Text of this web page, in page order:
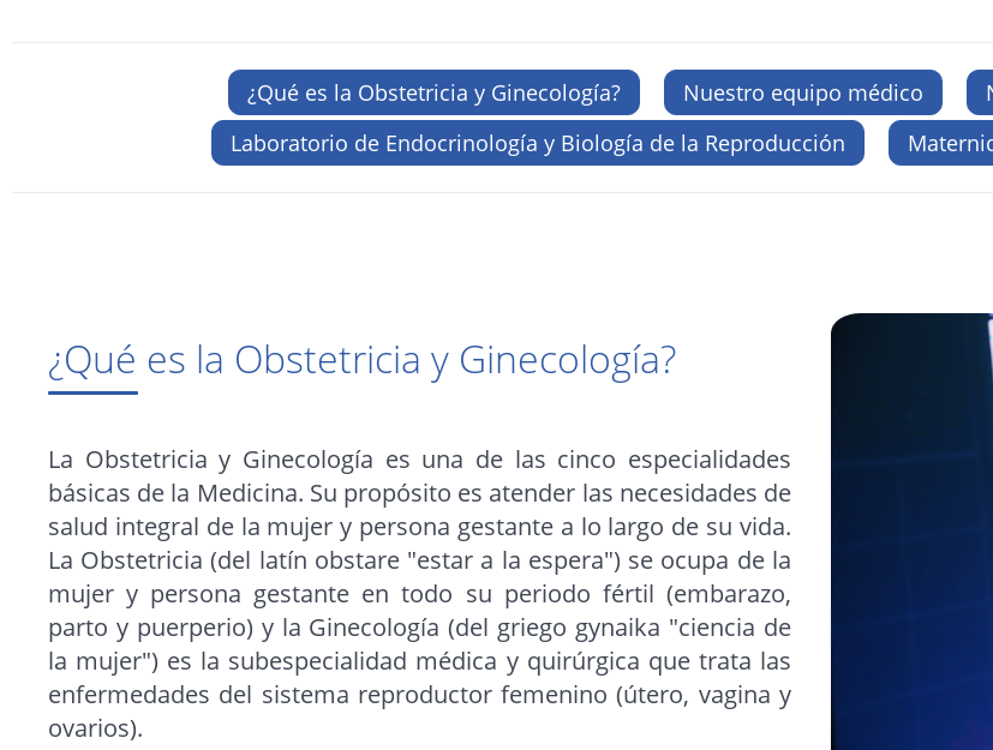
¿Qué es la Obstetricia y Ginecología? Nuestro equipo médico
Laboratorio de Endocrinología y Biología de la Reproducción
¿Qué es la Obstetricia y Ginecología?
La Obstetricia y Ginecología es una de las cinco especialidades
básicas de la Medicina. Su propósito es atender las necesidades de
salud integral de la mujer y persona gestante a lo largo de su vida.
La Obstetricia (del latín obstare "estar a la espera") se ocupa de la
mujer y persona gestante en todo su periodo fértil (embarazo,
parto y puerperio) y la Ginecología (del griego gynaika "ciencia de
la mujer") es la subespecialidad médica y quirúrgica que trata las
enfermedades del sistema reproductor femenino (útero, vagina y
ovarios).